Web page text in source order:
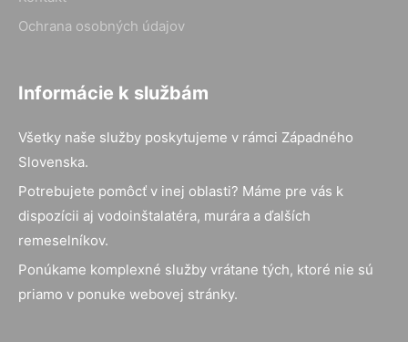
Ochrana osobných údajov
Informácie k službám
Všetky naše služby poskytujeme v rámci Západného
Slovenska.
Potrebujete pomôcť v inej oblasti? Máme pre vás k
dispozícii aj vodoinštalatéra, murára a ďalších
remeselníkov.
Ponúkame komplexné služby vrátane tých, ktoré nie sú
priamo v ponuke webovej stránky.